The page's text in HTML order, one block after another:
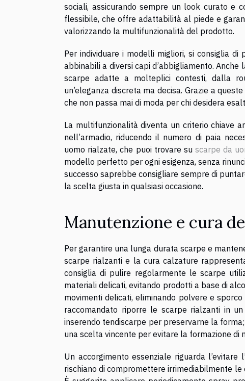
sociali, assicurando sempre un look curato e
flessibile, che offre adattabilità al piede e
valorizzando la multifunzionalità del prodotto.
Per individuare i modelli migliori, si consiglia
abbinabili a diversi capi d’abbigliamento.
scarpe adatte a molteplici contesti, dalla
un’eleganza discreta ma decisa. Grazie a
che non passa mai di moda per chi desidera
La multifunzionalità diventa un criterio chiave
nell’armadio, riducendo il numero di paia
uomo rialzate, che puoi trovare suscarpe da
modello perfetto per ogni esigenza, senza
successo saprebbe consigliare sempre di
la scelta giusta in qualsiasi occasione.
Manutenzione e cura
Per garantire una lunga durata scarpe e
scarpe rialzanti e la cura calzature
consiglia di pulire regolarmente le scarpe
materiali delicati, evitando prodotti a base di
movimenti delicati, eliminando polvere e
raccomandato riporre le scarpe rialzanti in
inserendo tendiscarpe per preservarne la
una scelta vincente per evitare la formazione di
Un accorgimento essenziale riguarda
rischiano di compromettere irrimediabilmente